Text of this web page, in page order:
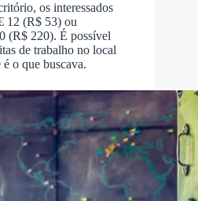
os interessados
12 (R$ 53) ou
(R$ 220). É possível
de trabalho no local
o que buscava.